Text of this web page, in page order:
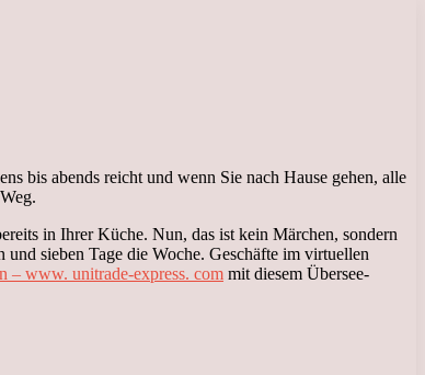
bis abends reicht und wenn Sie nach Hause gehen, alle
in Ihrer Küche. Nun, das ist kein Märchen, sondern
sieben Tage die Woche. Geschäfte im virtuellen
– www. unitrade-express. com mit diesem Übersee-